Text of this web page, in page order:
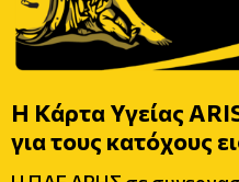
Η Κάρτα Υγείας
για τους κατόχους